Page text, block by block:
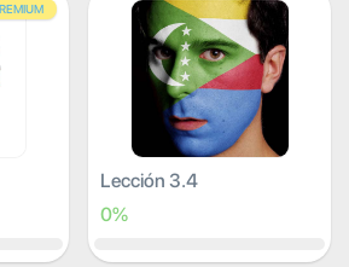
Lección 3.4
0%